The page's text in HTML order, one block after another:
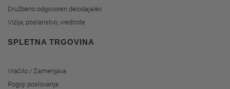
Družbeno odgovoren delodajalec
Vizija, poslanstvo, vrednote
SPLETNA TRGOVINA
Vračilo / Zamenjava
Pogoji poslovanja